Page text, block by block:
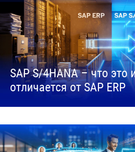
SAP S/4HANA – что это
отличается от SAP ERP